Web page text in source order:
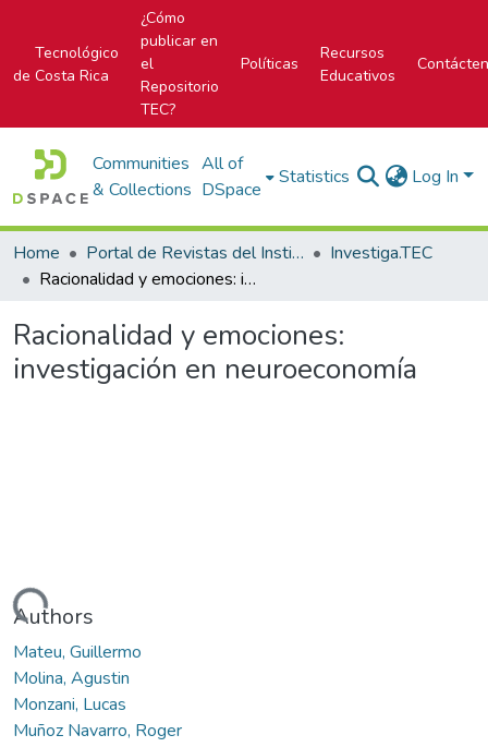
Tecnológico
de Costa Rica
¿Cómo
publicar en
el
Repositorio
TEC?
Políticas
Recursos
Educativos
Communities
& Collections
All of
DSpace
Statistics Log In
Home Portal de Revistas del Instituto Tecnológico de Costa Rica
Investiga.TEC
Racionalidad y emociones: investigación en neuroeconomía
Racionalidad y emociones:
investigación en neuroeconomía
Loading...
Authors
Mateu, Guillermo
Molina, Agustin
Monzani, Lucas
Muñoz Navarro, Roger